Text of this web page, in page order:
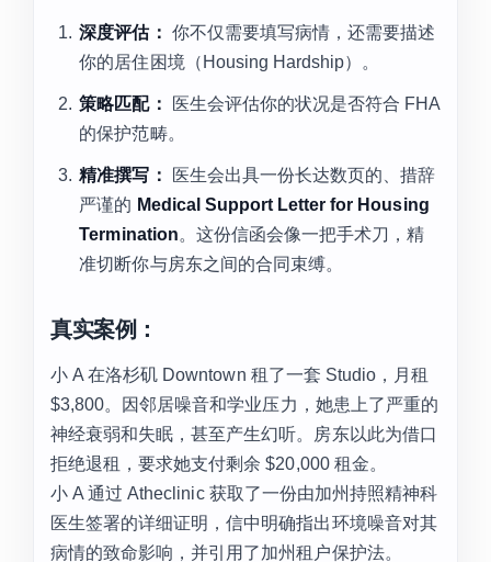
深度评估： 你不仅需要填写病情，还需要描述
你的居住困境（Housing Hardship）。
策略匹配：
医生会评估你的状况是否符合 FHA
的保护范畴。
精准撰写：
医生会出具一份长达数页的、措辞
严谨的 Medical Support Letter for Housing
Termination。这份信函会像一把手术刀，精
准切断你与房东之间的合同束缚。
真实案例：
小 A 在洛杉矶 Downtown 租了一套 Studio，月租
$3,800。因邻居噪音和学业压力，她患上了严重的
神经衰弱和失眠，甚至产生幻听。房东以此为借口
拒绝退租，要求她支付剩余 $20,000 租金。
小 A 通过 Atheclinic 获取了一份由加州持照精神科
医生签署的详细证明，信中明确指出环境噪音对其
病情的致命影响，并引用了加州租户保护法。